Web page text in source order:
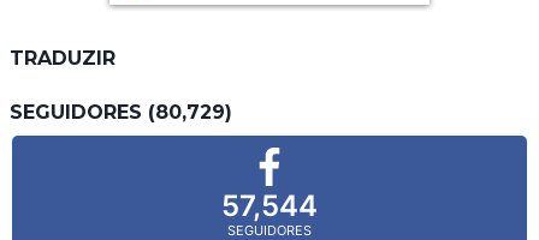
TRADUZIR
SEGUIDORES (80,729)
57,544
SEGUIDORES